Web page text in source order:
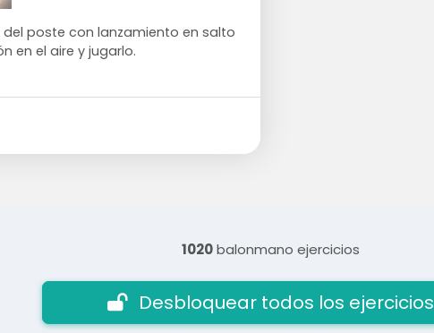
poste con lanzamiento en salto
en el aire y jugarlo.
1020balonmano ejercicios
Desbloquear todos los ejercicios